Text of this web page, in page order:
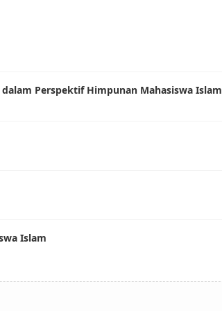
Perspektif Himpunan Mahasiswa Islam
Islam